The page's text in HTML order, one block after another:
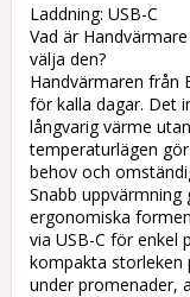
Laddning: USB-C
Vad är
välja den?
Handvärmaren från
för kalla dagar. Det
långvarig värme
temperaturlägen
behov och
Snabb
ergonomiska
via USB-C för enkel
kompakta storleken
under promenader,